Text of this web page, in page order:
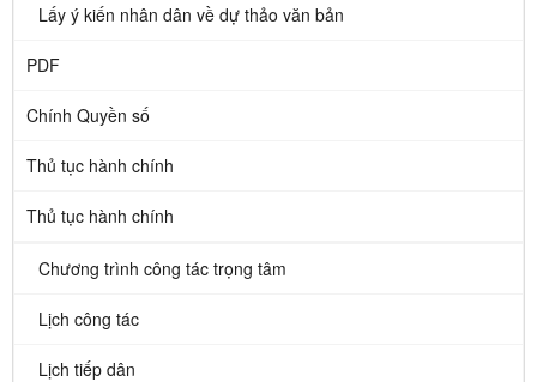
Lấy ý kiến nhân dân về dự thảo văn bản
PDF
Chính Quyền số
Thủ tục hành chính
Thủ tục hành chính
Chương trình công tác trọng tâm
Lịch công tác
Lịch tiếp dân